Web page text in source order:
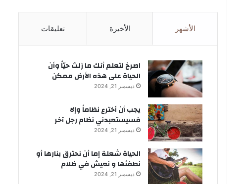
الأشهر الأخيرة تعليقات
‫اصرخ لتعلم أنك ما زلتَ حيّاً وأن
الحياة على هذه الأرض ممكن
ديسمبر 21, 2024
يجب أن أخترع نظاماً وإلا
فسيستعبدني نظام رجل آخر
ديسمبر 21, 2024
الحياة شعلة إما أن نحترق بنارها أو
نطفئها و نعيش في ظلام
ديسمبر 21, 2024